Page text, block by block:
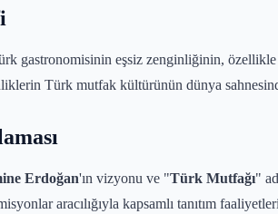
gastronomisinin eşsiz zenginliğinin,
Türk mutfak kültürünün dünya
Erdoğan'ın vizyonu ve "Türk Mutfağı"
aracılığıyla kapsamlı tanıtım